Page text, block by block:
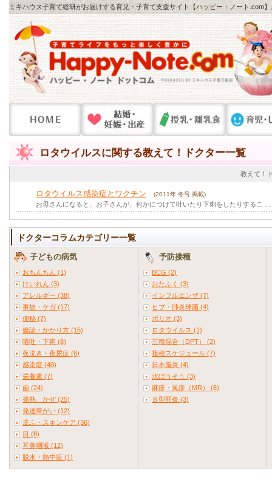
ミキハウス子育て総研がお届けする育児・子育て支援サイト【ハッピー・ノート
ロタウイルスに関する教えて！ドクター一覧
教えて！
ロタウイルス感染症とワクチン (2011年 冬号 掲載)
お母さんになると、お子さんが、何かにつけて吐いたり下痢をしたりするこ …
ドクターコラムカテゴリー一覧
子どもの病気
おちんちん (1)
けいれん (3)
アレルギー (38)
事故・ケガ (17)
便秘 (7)
健診・かかり方 (15)
嘔吐・下痢 (8)
夜泣き・夜尿症 (6)
感染症 (40)
栄養素 (7)
歯 (24)
発熱、かぜ (25)
発達障がい (12)
皮ふ・スキンケア (36)
目 (8)
耳鼻咽喉 (12)
脱水・熱中症 (1)
予防接種
BCG (2)
おたふく (3)
インフルエンザ (7)
ヒブ・肺炎球菌 (4)
ポリオ (3)
ロタウイルス (1)
三種混合（DPT） (2)
接種スケジュール (7)
日本脳炎 (4)
水ぼうそう (3)
麻疹・風疹（MR） (6)
Ｂ型肝炎 (3)